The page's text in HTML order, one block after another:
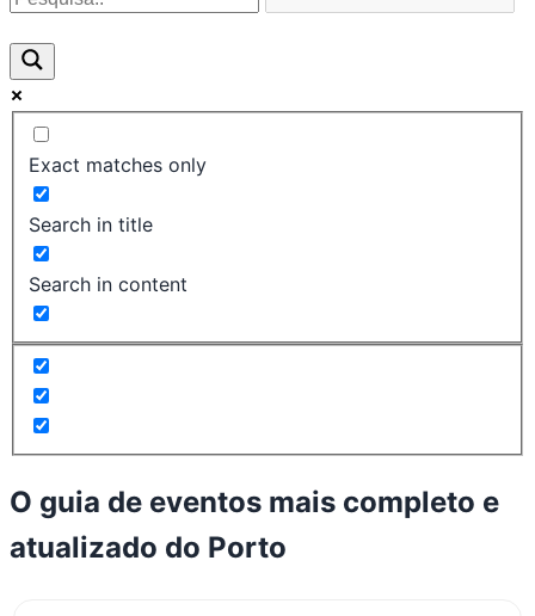
Exact matches only
Search in title
Search in content
O guia de eventos mais completo e
atualizado do Porto